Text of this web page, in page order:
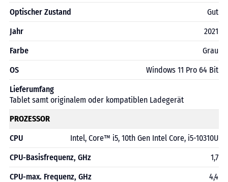
Optischer Zustand
Gut
Jahr
2021
Farbe
Grau
OS
Windows 11 Pro 64 Bit
Lieferumfang
Tablet samt originalem oder kompatiblen Ladegerät
PROZESSOR
CPU
Intel, Core™ i5, 10th Gen Intel Core, i5-10310U
CPU-Basisfrequenz, GHz
1,7
CPU-max. Frequenz, GHz
4,4